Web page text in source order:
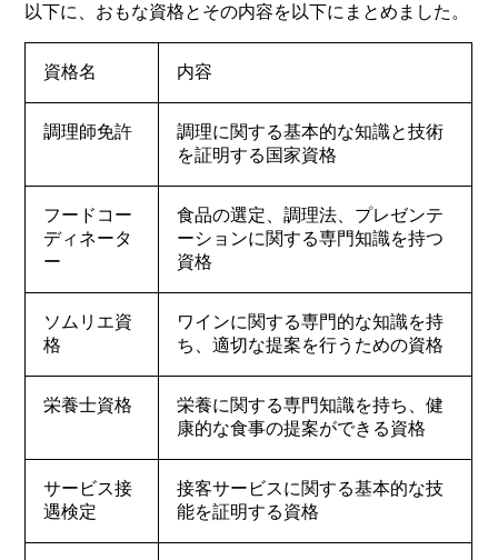
以下に、おもな資格とその内容を以下にまとめました。
資格名 内容
調理師免許
調理に関する基本的な知識と技術
を証明する国家資格
フードコー
ディネータ
ー
食品の選定、調理法、プレゼンテ
ーションに関する専門知識を持つ
資格
ソムリエ資
格
ワインに関する専門的な知識を持
ち、適切な提案を行うための資格
栄養士資格
栄養に関する専門知識を持ち、健
康的な食事の提案ができる資格
サービス接
遇検定
接客サービスに関する基本的な技
能を証明する資格